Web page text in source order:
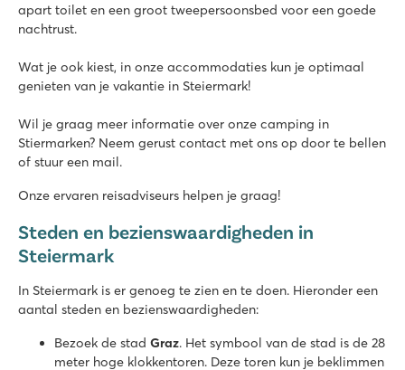
apart toilet en een groot tweepersoonsbed voor een goede
nachtrust.
Wat je ook kiest, in onze accommodaties kun je optimaal
genieten van je vakantie in Steiermark!
Wil je graag meer informatie over onze camping in
Stiermarken? Neem gerust contact met ons op door te bellen
of stuur een mail.
Onze ervaren reisadviseurs helpen je graag!
Steden en bezienswaardigheden in
Steiermark
In Steiermark is er genoeg te zien en te doen. Hieronder een
aantal steden en bezienswaardigheden:
Bezoek de stad Graz. Het symbool van de stad is de 28
meter hoge klokkentoren. Deze toren kun je beklimmen